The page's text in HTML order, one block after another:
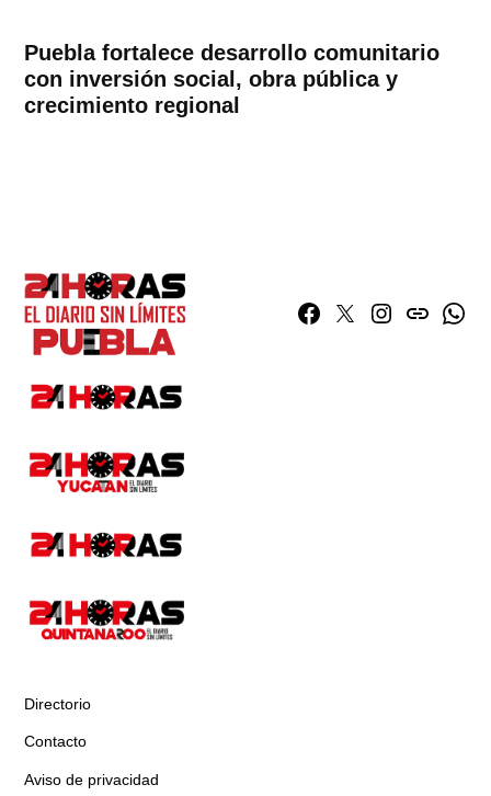
Puebla fortalece desarrollo comunitario
con inversión social, obra pública y
crecimiento regional
Facebook
TwitterInstagram
issuu
Directorio
Contacto
Aviso de privacidad